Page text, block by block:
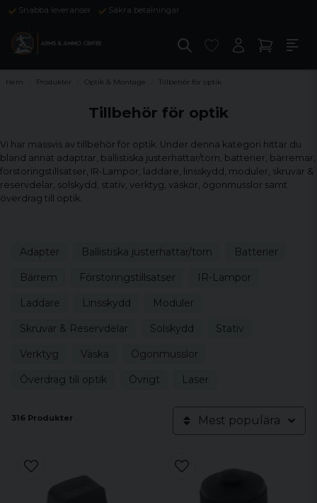
Snabba leveranser Säkra betalningar
Hem Produkter Optik & Montage Tillbehör för optik
Tillbehör för optik
Vi har massvis av tillbehör för optik. Under denna kategori hittar du
bland annat adaptrar, ballistiska justerhattar/torn, batterier, bärremar,
förstoringstillsatser, IR-Lampor, laddare, linsskydd, moduler, skruvar &
reservdelar, solskydd, stativ, verktyg, väskor, ögonmusslor samt
överdrag till optik.
Adapter Ballistiska justerhattar/torn
Batterier
Bärrem
Förstoringstillsatser
IR-Lampor
Laddare
Linsskydd
Moduler
Skruvar & Reservdelar
Solskydd
Stativ
Verktyg
Väska
Ögonmusslor
Överdrag till optik
Övrigt Laser
316 Produkter Mest populära